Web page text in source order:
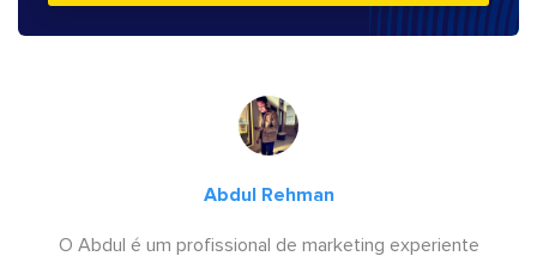
Abdul Rehman
O Abdul é um profissional de marketing experiente